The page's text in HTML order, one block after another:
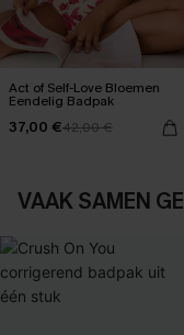
Act of Self-Love Bloemen
Eendelig Badpak
37,00 €42,00 €
VAAK SAMEN